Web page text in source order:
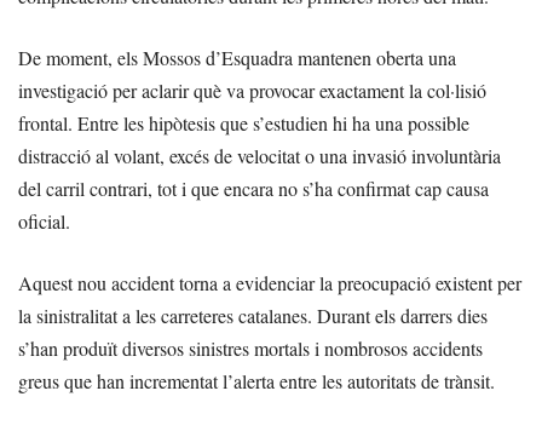
De moment, els Mossos d’Esquadra mantenen oberta una
investigació per aclarir què va provocar exactament la col·lisió
frontal. Entre les hipòtesis que s’estudien hi ha una possible
distracció al volant, excés de velocitat o una invasió involuntària
del carril contrari, tot i que encara no s’ha confirmat cap causa
oficial.
Aquest nou accident torna a evidenciar la preocupació existent per
la sinistralitat a les carreteres catalanes. Durant els darrers dies
s’han produït diversos sinistres mortals i nombrosos accidents
greus que han incrementat l’alerta entre les autoritats de trànsit.